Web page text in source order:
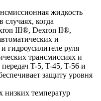
жидкость
случаях, когда
III®, Dexron II®,
и
гидроусилителе руля
трансмиссиях и
T-5, T-45, T-56 и
защиту уровня
низких температур